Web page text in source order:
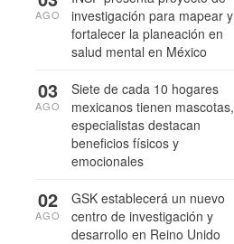
investigación para mapear y
fortalecer la planeación en
salud mental en México
AGO
Siete de cada 10 hogares
mexicanos tienen mascotas,
especialistas destacan
beneficios físicos y
emocionales
03
AGO
GSK establecerá un nuevo
centro de investigación y
desarrollo en Reino Unido
02
AGO